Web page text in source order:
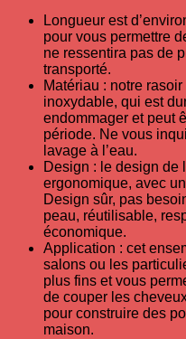
Longueur est
pour vous permettre
ne ressentira pas de
transporté.
Matériau : notre
inoxydable, qui est
endommager et peut
période. Ne vous
lavage à l’eau.
Design : le design de
ergonomique, avec
Design sûr, pas
peau, réutilisable,
économique.
Application : cet
salons ou les
plus fins et vous
de couper les
pour construire des
maison.